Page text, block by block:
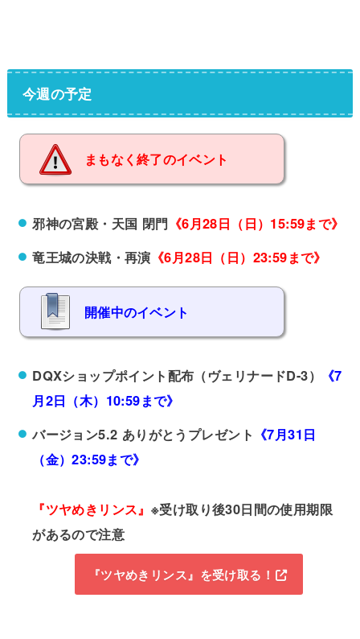
今週の予定
まもなく終了のイベント
邪神の宮殿・天国 閉門 《6月28日（日）15:59まで》
竜王城の決戦・再演 《6月28日（日）23:59まで》
開催中のイベント
DQXショップポイント配布（ヴェリナードD-3）
《7
月2日（木）10:59まで》
バージョン5.2 ありがとうプレゼント 《7月31日
（金）23:59まで》
『ツヤめきリンス』 ※受け取り後30日間の使用期限
があるので注意
『ツヤめきリンス』を受け取る！